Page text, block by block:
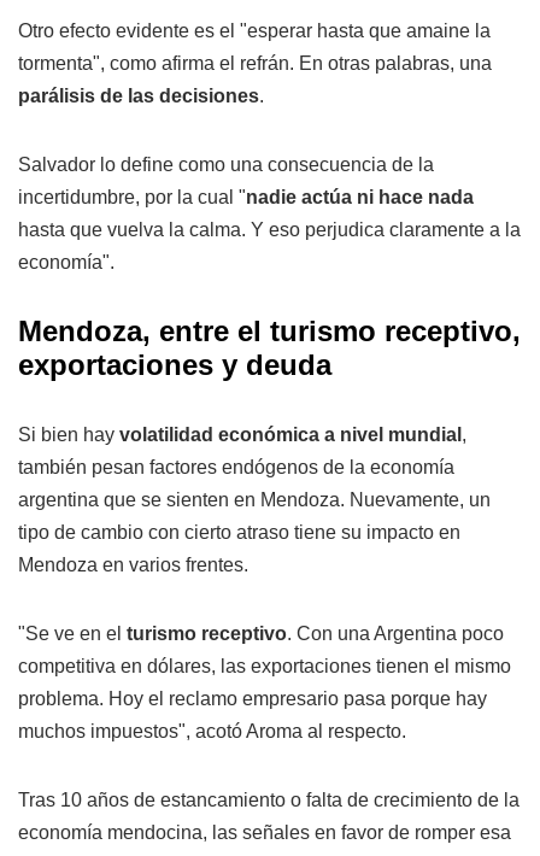
Otro efecto evidente es el "esperar hasta que amaine la
tormenta", como afirma el refrán. En otras palabras, una
parálisis de las decisiones.
Salvador lo define como una consecuencia de la
incertidumbre, por la cual "nadie actúa ni hace nada
hasta que vuelva la calma. Y eso perjudica claramente a la
economía".
Mendoza, entre el turismo receptivo,
exportaciones y deuda
Si bien hay volatilidad económica a nivel mundial ,
también pesan factores endógenos de la economía
argentina que se sienten en Mendoza. Nuevamente, un
tipo de cambio con cierto atraso tiene su impacto en
Mendoza en varios frentes.
"Se ve en el turismo receptivo. Con una Argentina poco
competitiva en dólares, las exportaciones tienen el mismo
problema. Hoy el reclamo empresario pasa porque hay
muchos impuestos", acotó Aroma al respecto.
Tras 10 años de estancamiento o falta de crecimiento de la
economía mendocina, las señales en favor de romper esa